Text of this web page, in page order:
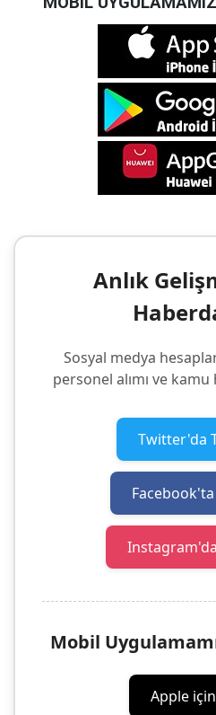
Anlık
Sosyal medya
personel alımı ve
Twitter'da
Mobil
Apple